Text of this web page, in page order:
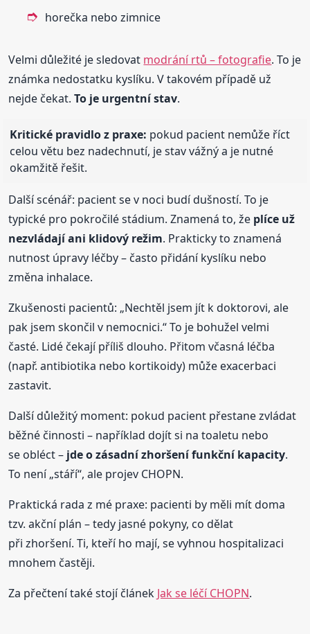
horečka nebo zimnice
Velmi důležité je sledovat modrání rtů – fotografie. To je
známka nedostatku kyslíku. V takovém případě už
nejde čekat.To je urgentní stav.
Kritické pravidlo z praxe: pokud pacient nemůže říct
celou větu bez nadechnutí, je stav vážný a je nutné
okamžitě řešit.
Další scénář: pacient se v noci budí dušností. To je
typické pro pokročilé stádium. Znamená to, že plíce už
nezvládají ani klidový režim. Prakticky to znamená
nutnost úpravy léčby – často přidání kyslíku nebo
změna inhalace.
Zkušenosti pacientů: „Nechtěl jsem jít k doktorovi, ale
pak jsem skončil v nemocnici.“ To je bohužel velmi
časté. Lidé čekají příliš dlouho. Přitom včasná léčba
(např. antibiotika nebo kortikoidy) může exacerbaci
zastavit.
Další důležitý moment: pokud pacient přestane zvládat
běžné činnosti – například dojít si na toaletu nebo
se obléct – jde o zásadní zhoršení funkční kapacity.
To není „stáří“, ale projev CHOPN.
Praktická rada z mé praxe: pacienti by měli mít doma
tzv. akční plán – tedy jasné pokyny, co dělat
při zhoršení. Ti, kteří ho mají, se vyhnou hospitalizaci
mnohem častěji.
Za přečtení také stojí článek Jak se léčí CHOPN.